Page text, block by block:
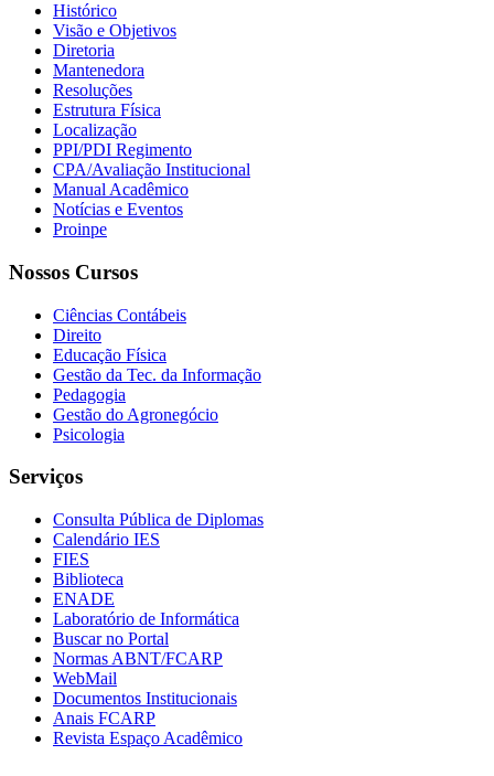
Histórico
Visão e Objetivos
Diretoria
Mantenedora
Resoluções
Estrutura Física
Localização
PPI/PDI Regimento
CPA/Avaliação Institucional
Manual Acadêmico
Notícias e Eventos
Proinpe
Nossos Cursos
Ciências Contábeis
Direito
Educação Física
Gestão da Tec. da Informação
Pedagogia
Gestão do Agronegócio
Psicologia
Serviços
Consulta Pública de Diplomas
Calendário IES
FIES
Biblioteca
ENADE
Laboratório de Informática
Buscar no Portal
Normas ABNT/FCARP
WebMail
Documentos Institucionais
Anais FCARP
Revista Espaço Acadêmico